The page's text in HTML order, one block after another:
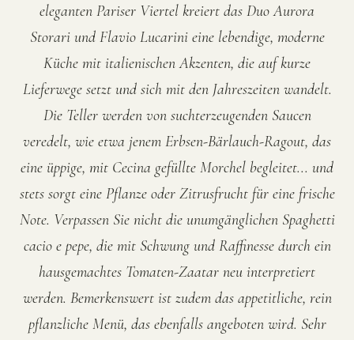
eleganten Pariser Viertel kreiert das Duo Aurora
Storari und Flavio Lucarini eine lebendige, moderne
Küche mit italienischen Akzenten, die auf kurze
Lieferwege setzt und sich mit den Jahreszeiten wandelt.
Die Teller werden von suchterzeugenden Saucen
veredelt, wie etwa jenem Erbsen-Bärlauch-Ragout, das
eine üppige, mit Cecina gefüllte Morchel begleitet... und
stets sorgt eine Pflanze oder Zitrusfrucht für eine frische
Note. Verpassen Sie nicht die unumgänglichen Spaghetti
cacio e pepe, die mit Schwung und Raffinesse durch ein
hausgemachtes Tomaten-Zaatar neu interpretiert
werden. Bemerkenswert ist zudem das appetitliche, rein
pflanzliche Menü, das ebenfalls angeboten wird. Sehr